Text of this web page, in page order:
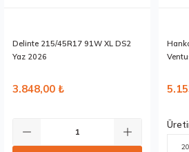
Delinte 215/45R17 91W XL DS2
Yaz 2026
3.848,00 ₺